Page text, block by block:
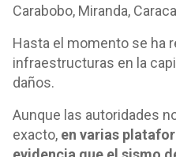
Carabobo, Miranda,
Hasta el momento se ha
infraestructuras en la
daños.
Aunque las autoridades
exacto, en varias